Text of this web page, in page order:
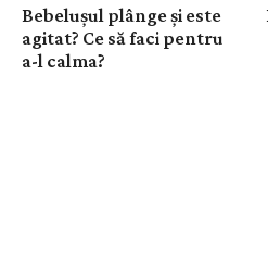
Bebelușul plânge și este
agitat? Ce să faci pentru
a-l calma?